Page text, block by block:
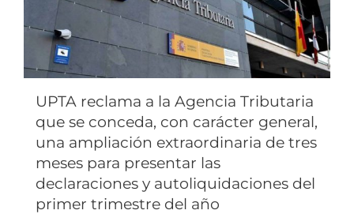
UPTA reclama a la Agencia Tributaria
que se conceda, con carácter general,
una ampliación extraordinaria de tres
meses para presentar las
declaraciones y autoliquidaciones del
primer trimestre del año